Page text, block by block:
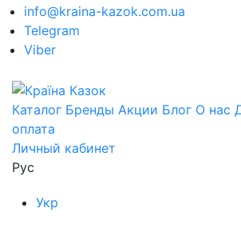
info@kraina-kazok.com.ua
Telegram
Viber
Каталог Бренды Акции Блог О нас
оплата
Личный кабинет
Рус
Укр